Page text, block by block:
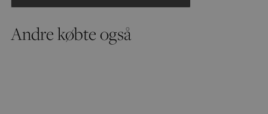
Andre købte også